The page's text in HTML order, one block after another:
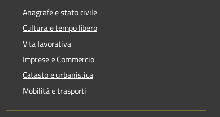
Anagrafe e stato civile
Cultura e tempo libero
Vita lavorativa
Imprese e Commercio
Catasto e urbanistica
Mobilità e trasporti